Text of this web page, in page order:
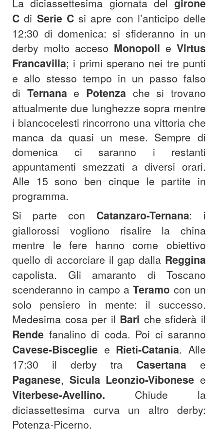
girone
C di Serie Csi apre con l’anticipo delle
12:30 di domenica: si sfideranno in un
derby molto acceso Monopoli e Virtus
Francavilla; i primi sperano nei tre punti
e allo stesso tempo in un passo falso
di Ternana e Potenza che si trovano
attualmente due lunghezze sopra mentre
i biancocelesti rincorrono una vittoria che
manca da quasi un mese. Sempre di
domenica ci saranno i restanti
appuntamenti smezzati a diversi orari.
Alle 15 sono ben cinque le partite in
programma.
Si parte con Catanzaro-Ternana: i
giallorossi vogliono risalire la china
mentre le fere hanno come obiettivo
quello di accorciare il gap dalla Reggina
capolista. Gli amaranto di Toscano
scenderanno in campo a Teramo con un
solo pensiero in mente: il successo.
Medesima cosa per il Bari che sfiderà il
Rende fanalino di coda. Poi ci saranno
Cavese-Bisceglie e Rieti-Catania. Alle
17:30 il derby tra Casertana e
Paganese, Sicula Leonzio-Vibonese e
Viterbese-Avellino. Chiude la
diciassettesima curva un altro derby:
Potenza-Picerno.